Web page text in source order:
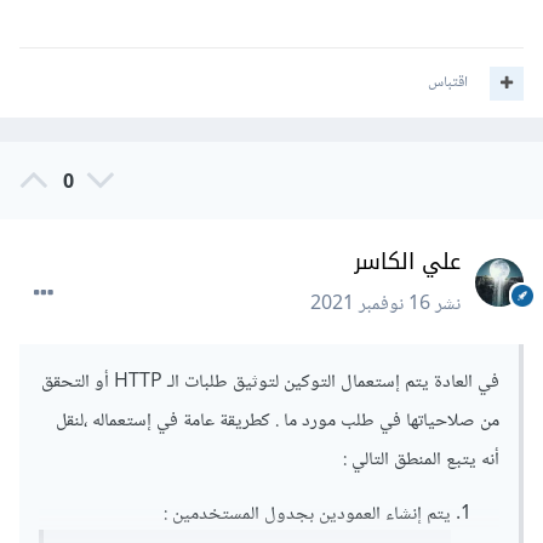
اقتباس
0
علي الكاسر
نشر16 نوفمبر 2021
في العادة يتم إستعمال التوكين لتوثيق طلبات الـ HTTP أو التحقق
من صلاحياتها في طلب مورد ما . كطريقة عامة في إستعماله ،لنقل
أنه يتبع المنطق التالي :
يتم إنشاء العمودين بجدول المستخدمين :